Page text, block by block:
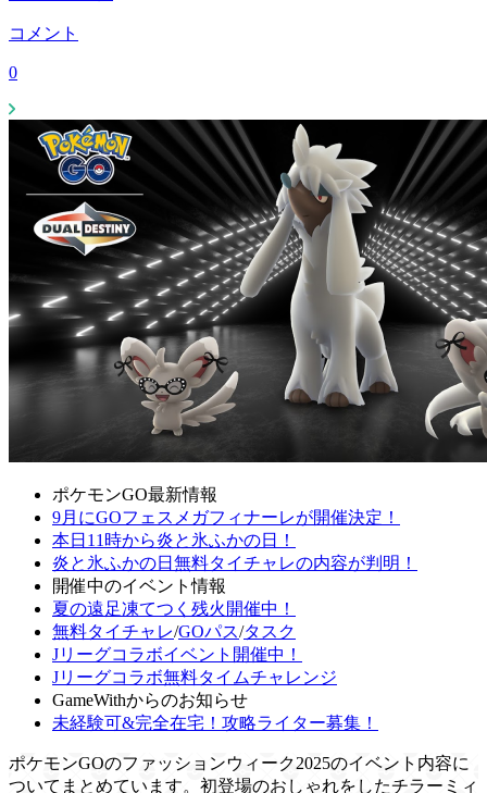
コメント
0
ポケモンGO最新情報
9月にGOフェスメガフィナーレが開催決定！
本日11時から炎と氷ふかの日！
炎と氷ふかの日無料タイチャレの内容が判明！
開催中のイベント情報
夏の遠足凍てつく残火開催中！
無料タイチャレ/GOパス/タスク
Jリーグコラボイベント開催中！
Jリーグコラボ無料タイムチャレンジ
GameWithからのお知らせ
未経験可&完全在宅！攻略ライター募集！
ポケモンGOのファッションウィーク2025のイベント内容に
ついてまとめています。初登場のおしゃれをしたチラーミィ